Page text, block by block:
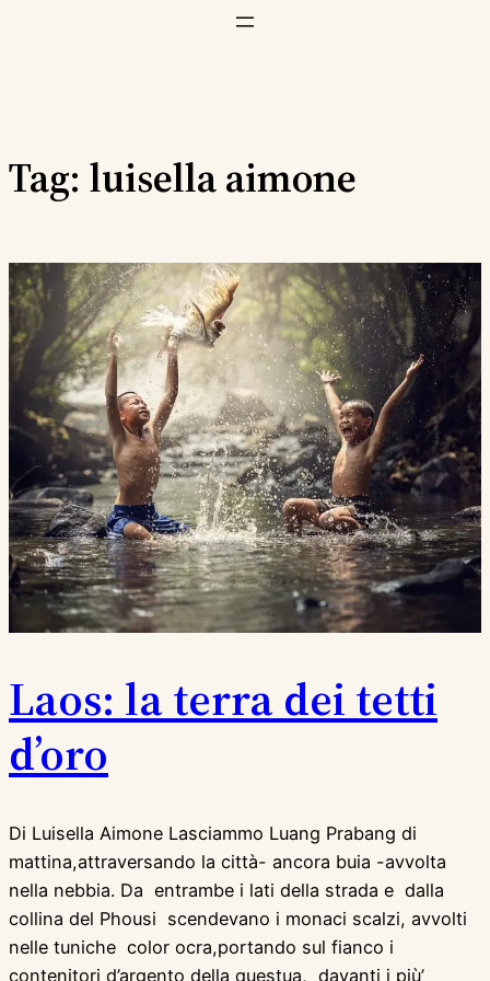
Tag: luisella aimone
Laos: la terra dei tetti
d’oro
Di Luisella Aimone Lasciammo Luang Prabang di
mattina,attraversando la città- ancora buia -avvolta
nella nebbia. Da entrambe i lati della strada e dalla
collina del Phousi scendevano i monaci scalzi, avvolti
nelle tuniche color ocra,portando sul fianco i
contenitori d’argento della questua, davanti i più’